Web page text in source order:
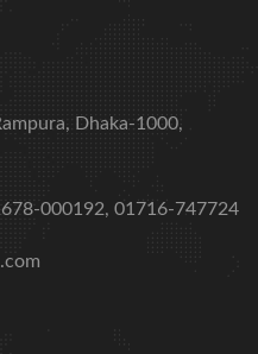
Dhaka-1000,
000192, 01716-747724